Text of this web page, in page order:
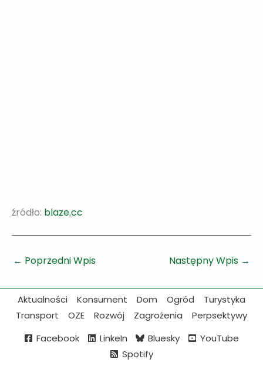
źródło: blaze.cc
← Poprzedni Wpis Następny Wpis →
Aktualności Konsument Dom Ogród
Turystyka
Transport
OZE Rozwój Zagrożenia
Perpsektywy
Facebook
LinkeIn Bluesky
YouTube
Spotify